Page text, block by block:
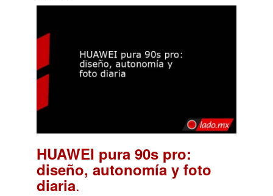
HUAWEI pura 90s pro:
diseño, autonomía y foto
diaria.